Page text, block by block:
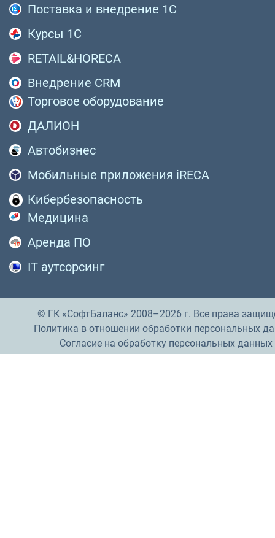
Поставка и внедрение 1С
Курсы 1С
RETAIL&HORECA
Внедрение CRM
Торговое оборудование
ДАЛИОН
Автобизнес
Мобильные приложения iRECA
Кибербезопасность
Медицина
Аренда ПО
IT аутсорсинг
© ГК «СофтБаланс» 2008–2026 г. Все права
Политика в отношении обработки персональных
Согласие на обработку персональных данных